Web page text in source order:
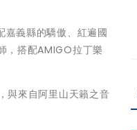
義縣的驕傲、紅遍國
，搭配AMIGO拉丁樂
與來自阿里山天籟之音